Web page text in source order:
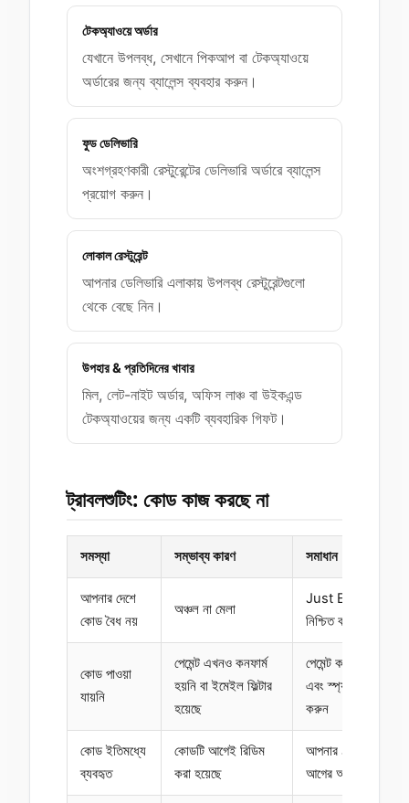
টেকঅ্যাওয়ে অর্ডার
যেখানে উপলব্ধ, সেখানে পিকআপ বা টেকঅ্যাওয়ে
অর্ডারের জন্য ব্যালেন্স ব্যবহার করুন।
ফুড ডেলিভারি
অংশগ্রহণকারী রেস্টুরেন্টের ডেলিভারি অর্ডারে ব্যালেন্স
প্রয়োগ করুন।
লোকাল রেস্টুরেন্ট
আপনার ডেলিভারি এলাকায় উপলব্ধ রেস্টুরেন্টগুলো
থেকে বেছে নিন।
উপহার & প্রতিদিনের খাবার
মিল, লেট-নাইট অর্ডার, অফিস লাঞ্চ বা উইকএন্ড
টেকঅ্যাওয়ের জন্য একটি ব্যবহারিক গিফট।
ট্রাবলশুটিং: কোড কাজ করছে না
সমস্যা সম্ভাব্য কারণ সমাধান
আপনার দেশে
কোড বৈধ নয়
অঞ্চল না মেলা
Just Eat দেশের
নিশ্চিত করুন এটি কেনা
কোড পাওয়া
যায়নি
পেমেন্ট এখনও কনফার্ম
হয়নি বা ইমেইল ফিল্টার
হয়েছে
পেমেন্ট কনফার্ম হওয়া
এবং স্প্যাম বা
করুন
কোড ইতিমধ্যে
ব্যবহৃত
কোডটি আগেই রিডিম
করা হয়েছে
আপনার Just Eat
আগের অর্ডারগুলো